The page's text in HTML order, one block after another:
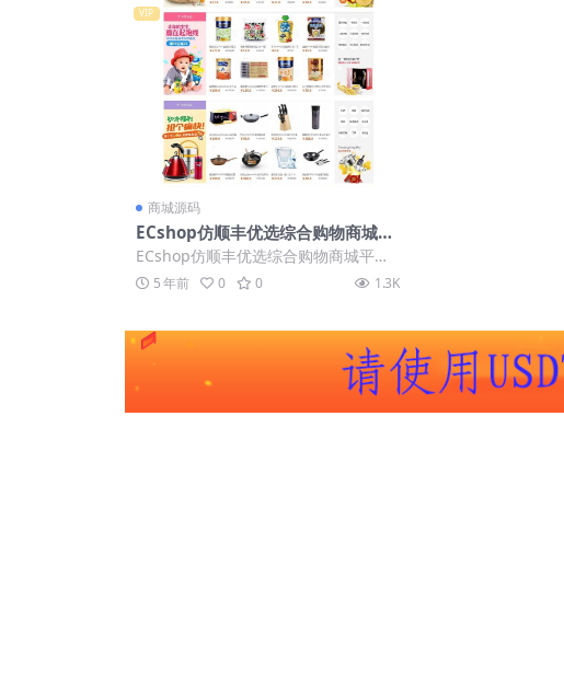
VIP
商城源码
ECshop仿顺丰优选综合购物商城平
台源码旗舰版+团购+触屏版+微信支
付
ECshop仿顺丰优选综合购物商城平台
源码旗舰版+团购+触屏版+微信支付 ★
★★...
5 年前 0 0 1.3K